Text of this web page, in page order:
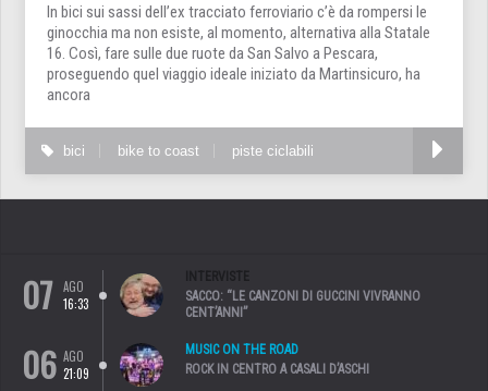
In bici sui sassi dell’ex tracciato ferroviario c’è da rompersi le
ginocchia ma non esiste, al momento, alternativa alla Statale
16. Così, fare sulle due ruote da San Salvo a Pescara,
proseguendo quel viaggio ideale iniziato da Martinsicuro, ha
ancora
bici bike to coast piste ciclabili
07
AGO
16:33
INTERVISTE
SACCO: “LE CANZONI DI GUCCINI VIVRANNO
CENT’ANNI”
06 AGO
21:09
MUSIC ON THE ROAD
ROCK IN CENTRO A CASALI D’ASCHI